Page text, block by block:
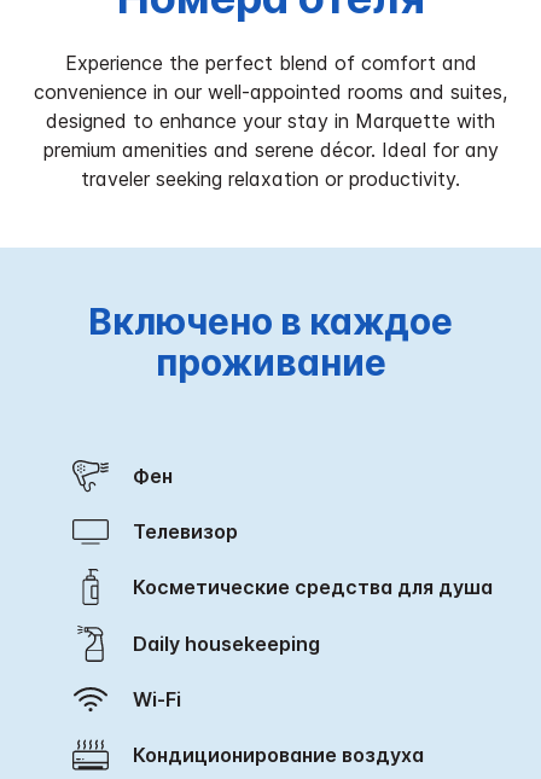
Experience the perfect blend of comfort and
convenience in our well-appointed rooms and suites,
designed to enhance your stay in Marquette with
premium amenities and serene décor. Ideal for any
traveler seeking relaxation or productivity.
Включено в каждое
проживание
Фен
Телевизор
Косметические средства для душа
Daily housekeeping
Wi-Fi
Кондиционирование воздуха